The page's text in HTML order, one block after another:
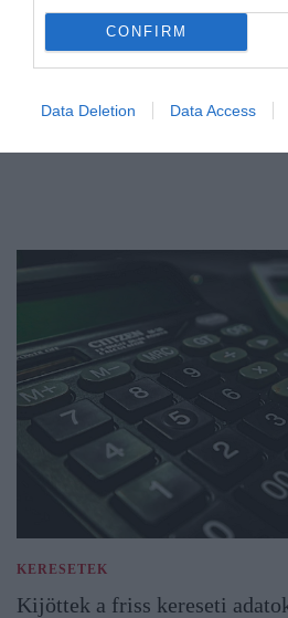
CONFIRM
Data Deletion Data Access
KERESETEK
Kijöttek a friss kereseti